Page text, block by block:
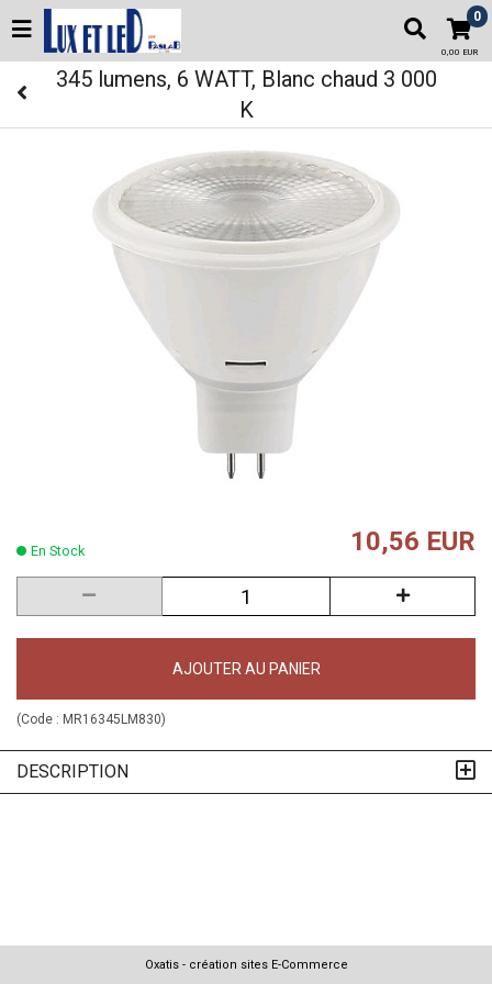
0
0,00 EUR
345 lumens, 6 WATT, Blanc chaud 3 000
K
En Stock 10,56 EUR
AJOUTER AU PANIER
(Code : MR16345LM830)
DESCRIPTION
Oxatis - création sites E-Commerce